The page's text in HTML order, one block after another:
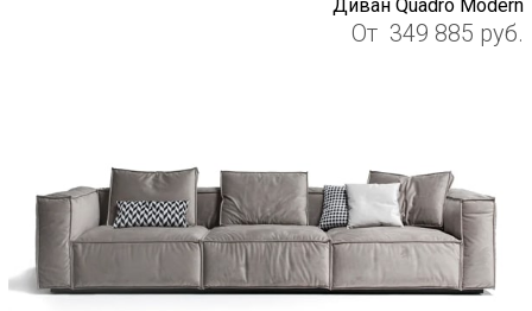
Диван Quadro Modern
От 349 885 руб.